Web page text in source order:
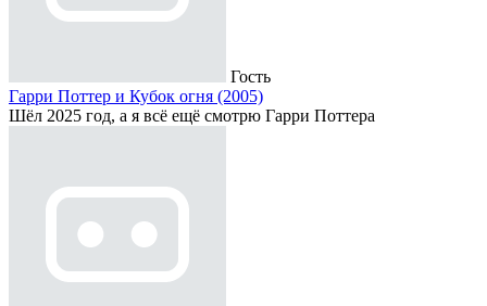
Гость
Гарри Поттер и Кубок огня (2005)
Шёл 2025 год, а я всё ещё смотрю Гарри Поттера